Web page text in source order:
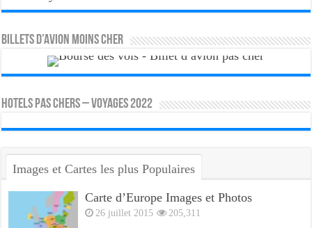
Billets d’avion moins cher
HOTELS PAS CHERS – VOYAGES 2022
Images et Cartes les plus Populaires
Carte d’Europe Images et Photos
26 juillet 2015 205,311